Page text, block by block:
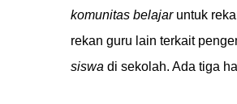
komunitas belajaruntuk
rekan guru lain terkait
siswa di sekolah. Ada tiga